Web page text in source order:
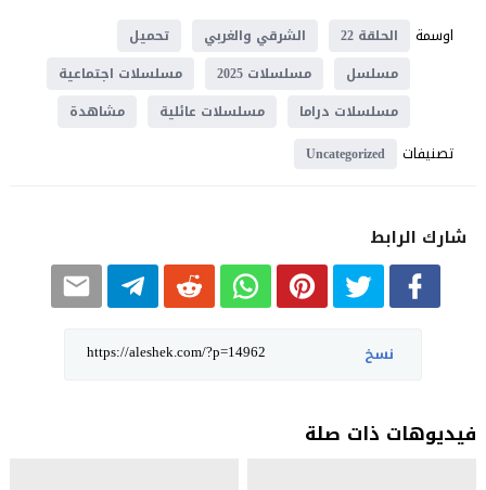
اوسمة
الحلقة 22 الشرقي والغربي
تحميل
مسلسل
مسلسلات 2025
مسلسلات اجتماعية
مسلسلات دراما
مسلسلات عائلية مشاهدة
تصنيفات Uncategorized
شارك الرابط
نسخ
فيديوهات ذات صلة